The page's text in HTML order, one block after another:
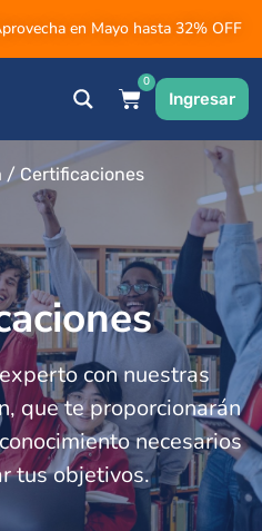
en Mayo hasta 32% OFF
0
Ingresar
/ Certificaciones
con nuestras
que te proporcionarán
necesarios
tus objetivos.